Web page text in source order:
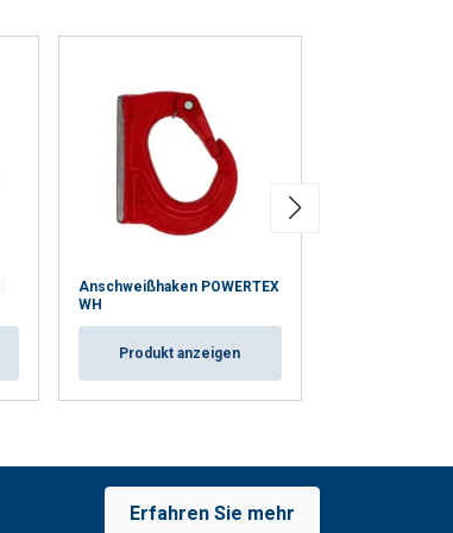
Anschweißhaken POWERTEX
WH
Produkt anzeigen
Erfahren Sie mehr